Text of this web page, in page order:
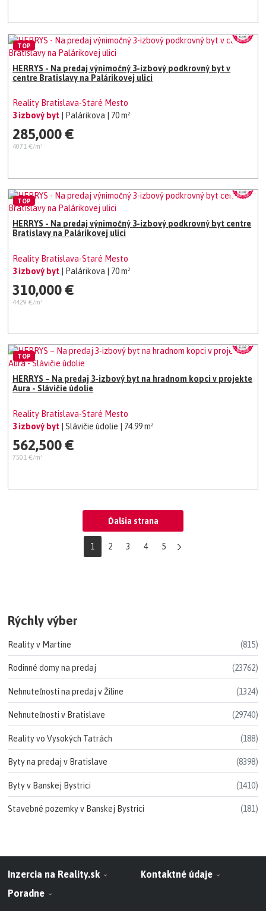
HERRYS - Na predaj výnimočný 3-izbový podkrovný byt v
centre Bratislavy na Palárikovej ulici
Reality Bratislava-Staré Mesto
3 izbový byt
| Palárikova | 70 m²
285,000 €
4071 €/m²
TOP
HERRYS - Na predaj výnimočný 3-izbový podkrovný byt centre
Bratislavy na Palárikovej ulici
Reality Bratislava-Staré Mesto
3 izbový byt | Palárikova | 70 m²
310,000 €
4429 €/m²
TOP
HERRYS – Na predaj 3-izbový byt na hradnom kopci v projekte
Aura - Slávičie údolie
Reality Bratislava-Staré Mesto
3 izbový byt
| Slávičie údolie | 74.99 m²
562,500 €
7501 €/m²
TOP
Ďalšia strana
1 2 3 4 5
Rýchly výber
Reality v Martine (815)
Rodinné domy na predaj (23762)
Nehnuteľností na predaj v Žiline (1324)
Nehnuteľnosti v Bratislave (29740)
Reality vo Vysokých Tatrách (188)
Byty na predaj v Bratislave (8398)
Byty v Banskej Bystrici (1410)
Stavebné pozemky v Banskej Bystrici (181)
Inzercia na Reality.sk
Kontaktné údaje
Poradne